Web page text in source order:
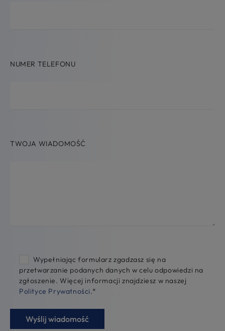
NUMER TELEFONU
TWOJA WIADOMOŚĆ
Wypełniając formularz zgadzasz się na
przetwarzanie podanych danych w celu odpowiedzi na
zgłoszenie. Więcej informacji znajdziesz w naszej
Polityce Prywatności.*